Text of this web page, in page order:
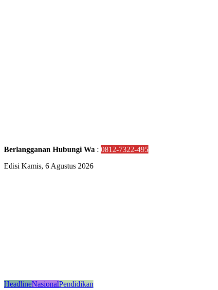
Berlangganan Hubungi Wa : 0812-7322-495
Edisi Kamis, 6 Agustus 2026
HeadlineNasionalPendidikan